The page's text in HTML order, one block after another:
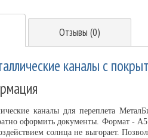
Отзывы (0)
каналы с
каналы для переплета
оформить документы. Формат -
солнца не выгорает.